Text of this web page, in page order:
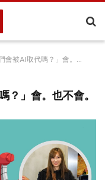
AI取代嗎？」會。也不會。
？」會。也不會。